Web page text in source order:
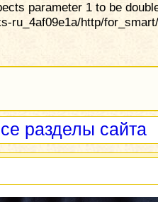
parameter 1 to be
ru_4af09e1a/http/
разделы сайта